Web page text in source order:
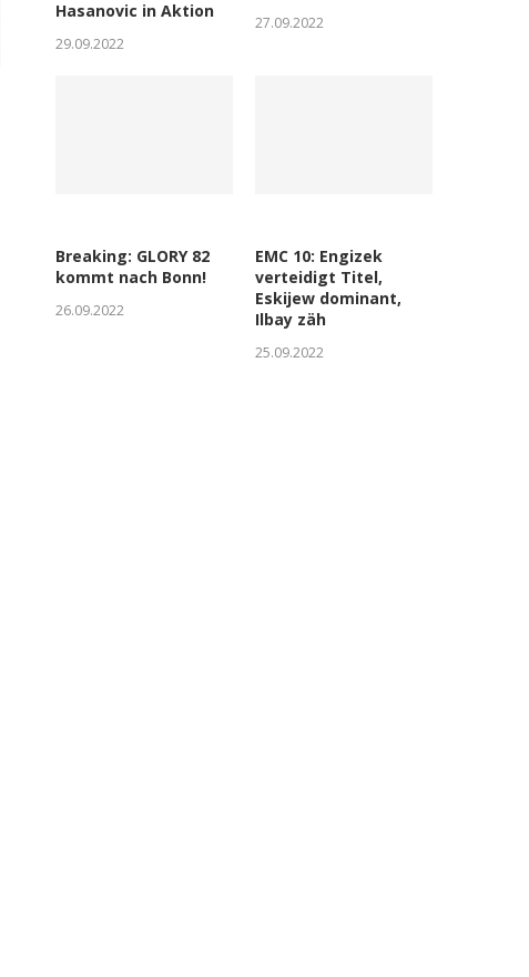
Hasanovic in Aktion
29.09.2022
27.09.2022
Breaking: GLORY 82
kommt nach Bonn!
26.09.2022
EMC 10: Engizek
verteidigt Titel,
Eskijew dominant,
Ilbay zäh
25.09.2022